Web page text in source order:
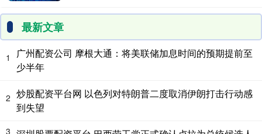
最新文章
1
广州配资公司 摩根大通：将美联储加息时间的预期提前至
少半年
2 炒股配资平台网 以色列对特朗普二度取消伊朗打击行动感
到失望
3